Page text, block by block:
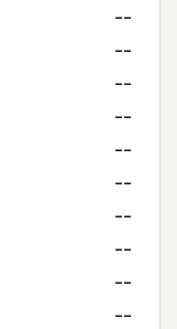
--
--
--
--
--
--
--
--
--
--